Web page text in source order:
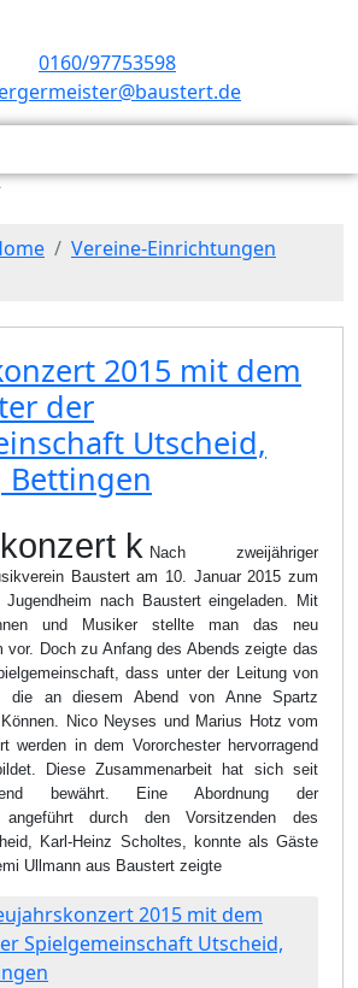
0160/97753598
Vereine-Einrichtungen
2015 mit dem
der
Utscheid,
Bettingen
Nach zweijähriger
Baustert am 10. Januar 2015 zum
Jugendheim nach Baustert eingeladen. Mit
und Musiker stellte man das neu
vor. Doch zu Anfang des Abends zeigte das
dass unter der Leitung von
die an diesem Abend von Anne Spartz
Nico Neyses und Marius Hotz vom
werden in dem Vororchester hervorragend
Diese Zusammenarbeit hat sich seit
bewährt. Eine Abordnung der
angeführt durch den Vorsitzenden des
Karl-Heinz Scholtes, konnte als Gäste
Ullmann aus Baustert zeigte
2015 mit dem
Spielgemeinschaft Utscheid,